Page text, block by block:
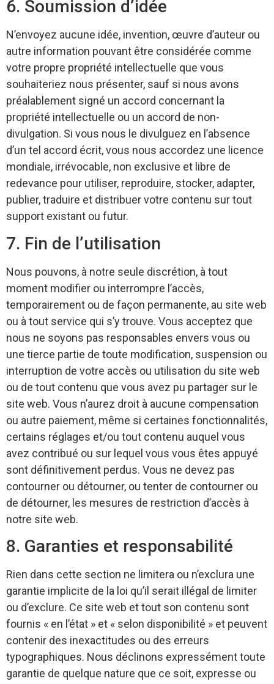
6. Soumission d’idée
N’envoyez aucune idée, invention, œuvre d’auteur ou
autre information pouvant être considérée comme
votre propre propriété intellectuelle que vous
souhaiteriez nous présenter, sauf si nous avons
préalablement signé un accord concernant la
propriété intellectuelle ou un accord de non-
divulgation. Si vous nous le divulguez en l’absence
d’un tel accord écrit, vous nous accordez une licence
mondiale, irrévocable, non exclusive et libre de
redevance pour utiliser, reproduire, stocker, adapter,
publier, traduire et distribuer votre contenu sur tout
support existant ou futur.
7. Fin de l’utilisation
Nous pouvons, à notre seule discrétion, à tout
moment modifier ou interrompre l’accès,
temporairement ou de façon permanente, au site web
ou à tout service qui s’y trouve. Vous acceptez que
nous ne soyons pas responsables envers vous ou
une tierce partie de toute modification, suspension ou
interruption de votre accès ou utilisation du site web
ou de tout contenu que vous avez pu partager sur le
site web. Vous n’aurez droit à aucune compensation
ou autre paiement, même si certaines fonctionnalités,
certains réglages et/ou tout contenu auquel vous
avez contribué ou sur lequel vous vous êtes appuyé
sont définitivement perdus. Vous ne devez pas
contourner ou détourner, ou tenter de contourner ou
de détourner, les mesures de restriction d’accès à
notre site web.
8. Garanties et responsabilité
Rien dans cette section ne limitera ou n’exclura une
garantie implicite de la loi qu’il serait illégal de limiter
ou d’exclure. Ce site web et tout son contenu sont
fournis « en l’état » et « selon disponibilité » et peuvent
contenir des inexactitudes ou des erreurs
typographiques. Nous déclinons expressément toute
garantie de quelque nature que ce soit, expresse ou